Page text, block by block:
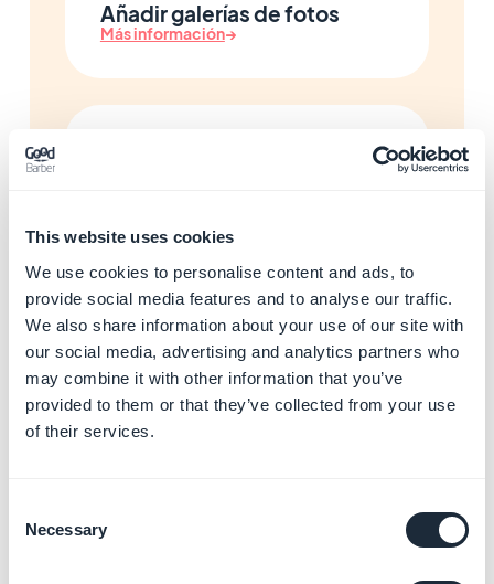
This website uses cookies
We use cookies to personalise content and ads, to
provide social media features and to analyse our traffic.
We also share information about your use of our site with
our social media, advertising and analytics partners who
may combine it with other information that you’ve
provided to them or that they’ve collected from your use
of their services.
Selection
Necessary
Añadir galerías de fotos
Más información→
Gestionar eventos del
calendario
Más información→